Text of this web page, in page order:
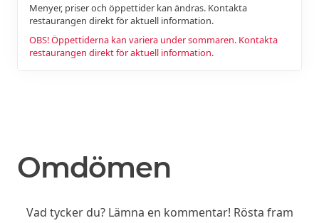
Menyer, priser och öppettider kan ändras. Kontakta
restaurangen direkt för aktuell information.
OBS! Öppettiderna kan variera under sommaren. Kontakta
restaurangen direkt för aktuell information.
Omdömen
Vad tycker du? Lämna en kommentar! Rösta fram